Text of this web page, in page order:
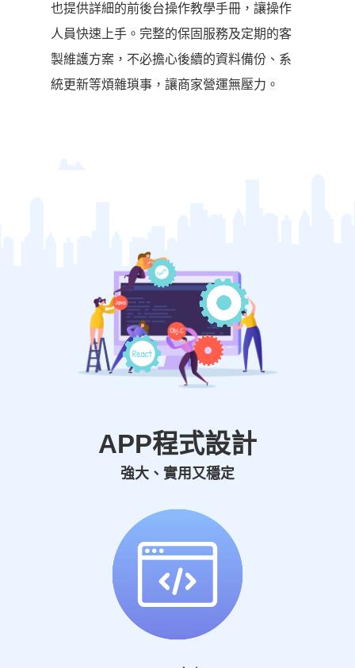
也提供詳細的前後台操作教學手冊，讓操作
人員快速上手。完整的保固服務及定期的客
製維護方案，不必擔心後續的資料備份、系
統更新等煩雜瑣事，讓商家營運無壓力。
APP程式設計
強大、實用又穩定